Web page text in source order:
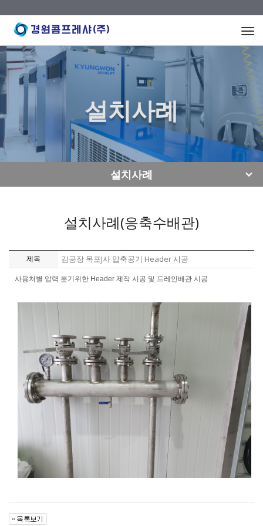
설치사례
설치사례
설치사례(응축수배관)
제목 김공장 목포J사 압축공기 Header 시공
사용처별 압력 분기위한 Header 제작 시공 및 드레인배관 시공